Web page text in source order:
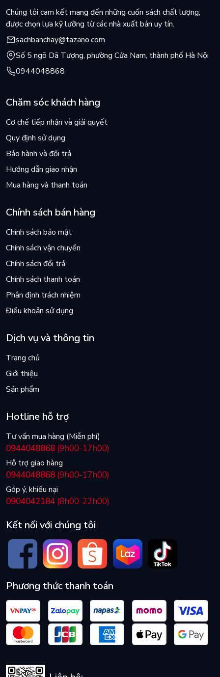
Chúng tôi cam kết mang đến những cuốn sách chất lượng,
được chọn lựa kỹ lưỡng từ các nhà xuất bản uy tín.
sachbanchay@tazano.com
Số 5 ngõ Dã Tượng, phường Cửa Nam, thành phố Hà Nội
0944048868
Chăm sóc khách hàng
Cơ chế tiếp nhận và giải quyết
Quy định sử dụng
Bảo hành và đổi trả
Hướng dẫn giao nhận
Mua hàng và thanh toán
Chính sách bán hàng
Chính sách bảo mật
Chính sách vận chuyển
Chính sách đổi trả
Chính sách thanh toán
Phân định trách nhiệm
Điều khoản sử dụng
Dịch vụ và thông tin
Trang chủ
Giới thiệu
Sản phẩm
Hotline hỗ trợ
Tư vấn mua hàng (Miễn phí)
0944048868 (9h00-17h00)
Hỗ trợ giao hàng
0944048868 (9h00-17h00)
Góp ý, khiếu nại
0904042184 (8h00-22h00)
Kết nối với chúng tôi
Phương thức thanh toán